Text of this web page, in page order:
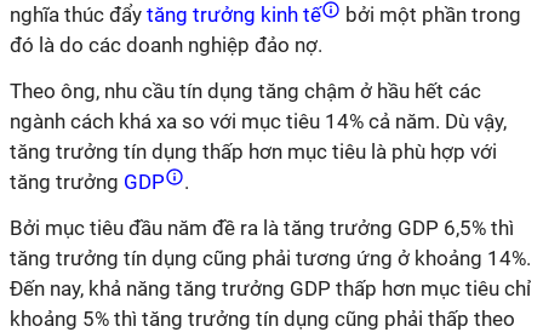
nghĩa thúc đẩy tăng trưởng kinh tế
bởi một phần trong
đó là do các doanh nghiệp đảo nợ.
Theo ông, nhu cầu tín dụng tăng chậm ở hầu hết các
ngành cách khá xa so với mục tiêu 14% cả năm. Dù vậy,
tăng trưởng tín dụng thấp hơn mục tiêu là phù hợp với
tăng trưởng GDP
.
Bởi mục tiêu đầu năm đề ra là tăng trưởng GDP 6,5% thì
tăng trưởng tín dụng cũng phải tương ứng ở khoảng 14%.
Đến nay, khả năng tăng trưởng GDP thấp hơn mục tiêu chỉ
khoảng 5% thì tăng trưởng tín dụng cũng phải thấp theo